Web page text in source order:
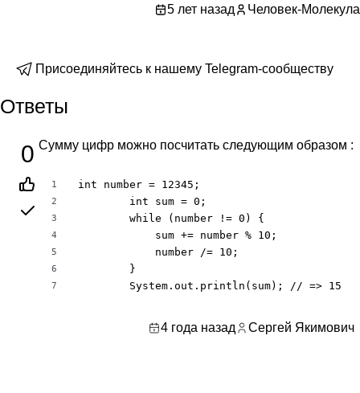
5 лет назад Человек-Молекула
Присоединяйтесь к нашему Telegram-сообществу
Ответы
0 Сумму цифр можно посчитать следующим образом :
1
2
3
4
5
6
7
int number = 12345;
        int sum = 0;
        while (number != 0) {
            sum += number % 10;
            number /= 10;
        }
        System.out.println(sum); // => 15
4 года назад Сергей Якимович